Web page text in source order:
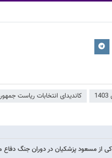
کاندیدای انتخابات ریاست جمهوری
از مسعود پزشکیان در دوران جنگ